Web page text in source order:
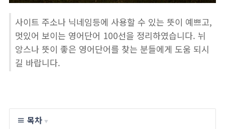
사이트 주소나 닉네임등에 사용할 수 있는 뜻이 예쁘고,
멋있어 보이는 영어단어 100선을 정리하였습니다. 뉘
앙스나 뜻이 좋은 영어단어를 찾는 분들에게 도움 되시
길 바랍니다.
≡ 목차 ▼